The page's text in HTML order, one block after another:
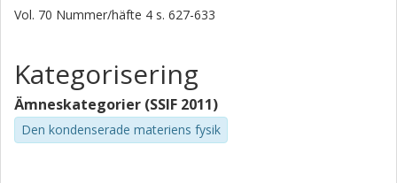
Vol. 70 Nummer/häfte 4 s. 627-633
Kategorisering
Ämneskategorier (SSIF 2011)
Den kondenserade materiens fysik